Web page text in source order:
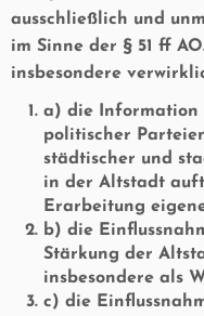
ausschließlich und
im Sinne der § 51 ff
insbesondere
a) die Information
politischer
städtischer und
in der Altstadt
Erarbeitung
b) die
Stärkung der
insbesondere als
c) die